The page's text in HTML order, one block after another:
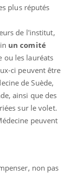
plus réputés
de l'institut,
un comité
ou les lauréats
ci peuvent être
de Suède,
ainsi que des
sur le volet.
peuvent
non pas